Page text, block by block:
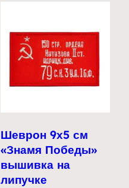
Шеврон 9х5 см
«Знамя Победы»
вышивка на
липучке